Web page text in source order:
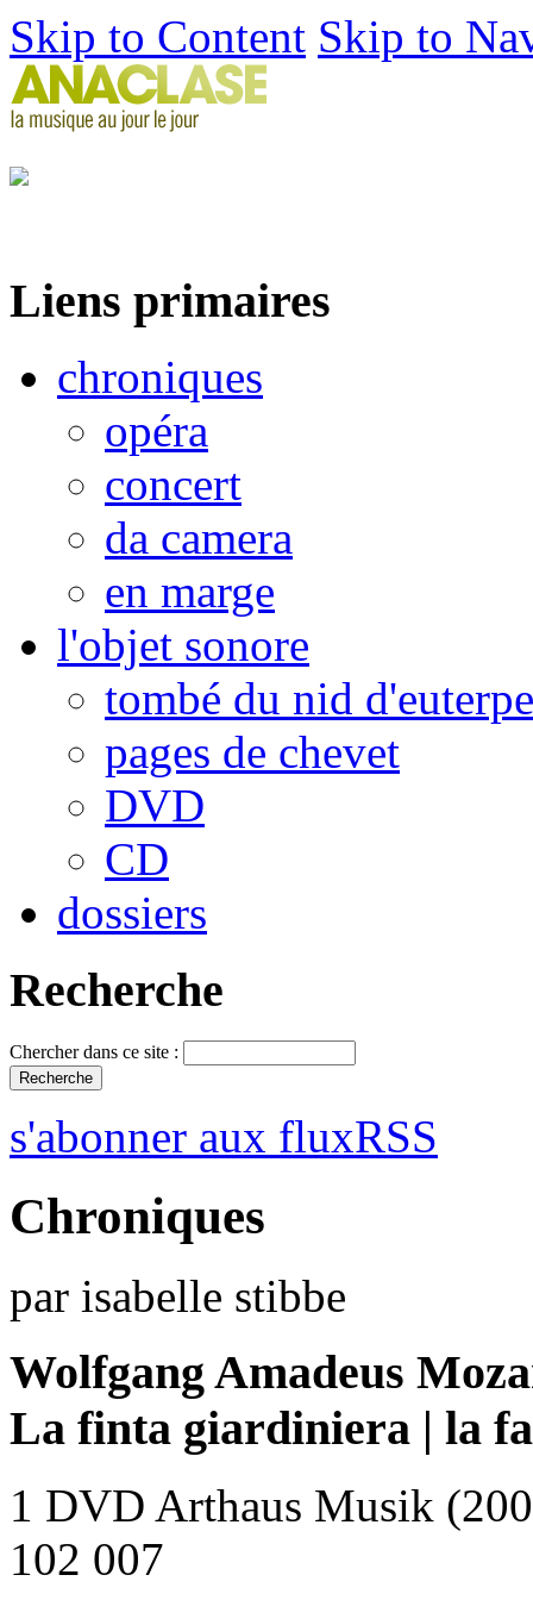
Skip to Content Skip to
Liens primaires
chroniques
opéra
concert
da camera
en marge
l'objet sonore
tombé du nid d'euterpe
pages de chevet
DVD
CD
dossiers
Recherche
Chercher dans ce site :
s'abonner aux fluxRSS
Chroniques
par isabelle stibbe
Wolfgang Amadeus
La finta giardiniera | la
1 DVD Arthaus Musik
102 007